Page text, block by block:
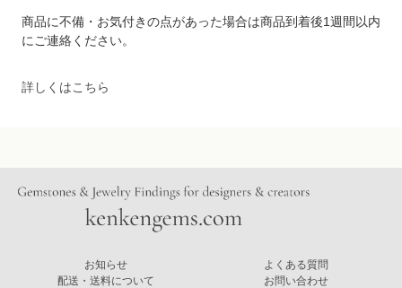
商品に不備・お気付きの点があった場合は商品到着後1週間以内
にご連絡ください。
詳しくはこちら
お知らせ
配送・送料について
よくある質問
お問い合わせ